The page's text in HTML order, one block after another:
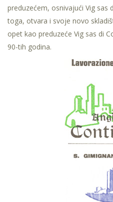
preduzećem, osnivajući Vig sas
toga, otvara i svoje novo
opet kao preduzeće Vig sas di
90-tih godina.